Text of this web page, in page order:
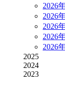
2026
2026
2026
2026
2026
2025
2024
2023